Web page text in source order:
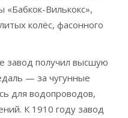
«Бабкок-Вилькокс»,
колёс, фасонного
завод получил высшую
— за чугунные
для водопроводов,
К 1910 году завод